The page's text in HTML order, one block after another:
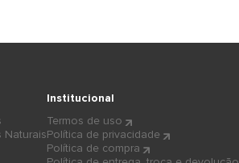
Naturais
Institucional
Termos de uso
Política de privacidade
Política de compra